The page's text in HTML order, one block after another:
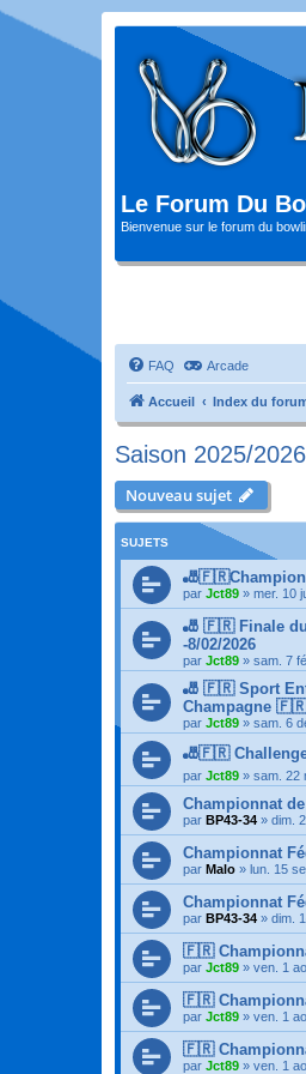
Le Forum Du
Bienvenue sur le forum du
FAQ Arcade
Accueil Index du
Saison 2025/2026
Nouveau sujet
SUJETS
par Jct89 » mer. 10
🎳 🇫🇷 Finale du
-8/02/2026
par Jct89 » sam. 7
🎳 🇫🇷 Sport
Champagne 🇫🇷
par Jct89 » sam. 6
🎳🇫🇷 Challenge
par Jct89 » sam. 22
Championnat
par BP43-34 » dim.
Championnat
par Malo » lun. 15
Championnat
par BP43-34 » dim.
🇫🇷
par Jct89 » ven. 1
🇫🇷
par Jct89 » ven. 1
🇫🇷
par Jct89 » ven. 1